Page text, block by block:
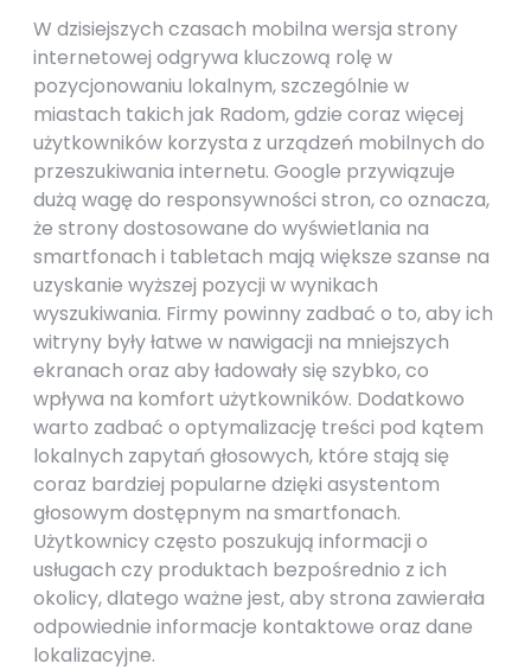
W dzisiejszych czasach mobilna wersja strony
internetowej odgrywa kluczową rolę w
pozycjonowaniu lokalnym, szczególnie w
miastach takich jak Radom, gdzie coraz więcej
użytkowników korzysta z urządzeń mobilnych do
przeszukiwania internetu. Google przywiązuje
dużą wagę do responsywności stron, co oznacza,
że strony dostosowane do wyświetlania na
smartfonach i tabletach mają większe szanse na
uzyskanie wyższej pozycji w wynikach
wyszukiwania. Firmy powinny zadbać o to, aby ich
witryny były łatwe w nawigacji na mniejszych
ekranach oraz aby ładowały się szybko, co
wpływa na komfort użytkowników. Dodatkowo
warto zadbać o optymalizację treści pod kątem
lokalnych zapytań głosowych, które stają się
coraz bardziej popularne dzięki asystentom
głosowym dostępnym na smartfonach.
Użytkownicy często poszukują informacji o
usługach czy produktach bezpośrednio z ich
okolicy, dlatego ważne jest, aby strona zawierała
odpowiednie informacje kontaktowe oraz dane
lokalizacyjne.